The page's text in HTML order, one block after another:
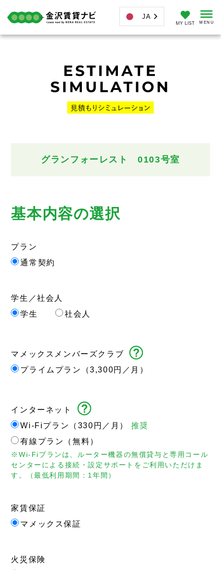
JA
グランフォーレスト 0103号室
基本内容の選択
プラン
通常契約
学生／社会人
学生
社会人
マメックス メンバーズクラブ
プライムプラン（3,300円／月）
インターネット
Wi-Fiプラン（330円／月） 推奨
有線プラン（無料）
※Wi-Fiプランは、ルーター機器の無償貸与と専用コール
センターによる接続・設定サポートをご利用いただけま
す。（最低利用期間：1年間）
家賃保証
マメックス保証
火災保険